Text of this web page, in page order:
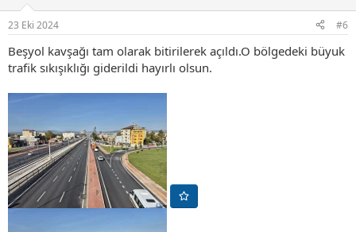
:
23 Eki 2024 #6
Beşyol kavşağı tam olarak bitirilerek açıldı.O bölgedeki büyuk
trafik sıkışıklığı giderildi hayırlı olsun.